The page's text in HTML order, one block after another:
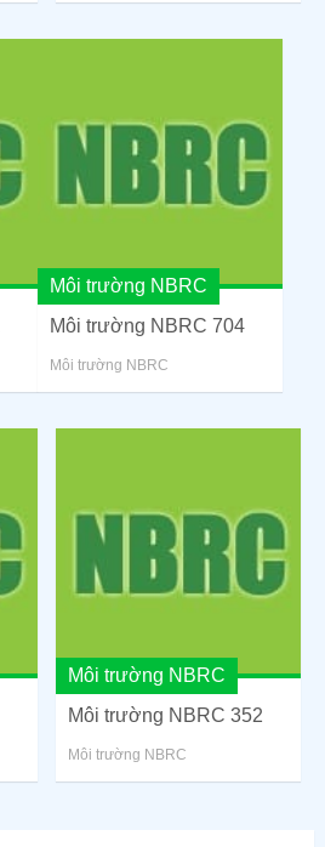
Môi trường NBRC
Môi trường NBRC 704
Môi trường NBRC
Môi trường NBRC
Môi trường NBRC 352
Môi trường NBRC